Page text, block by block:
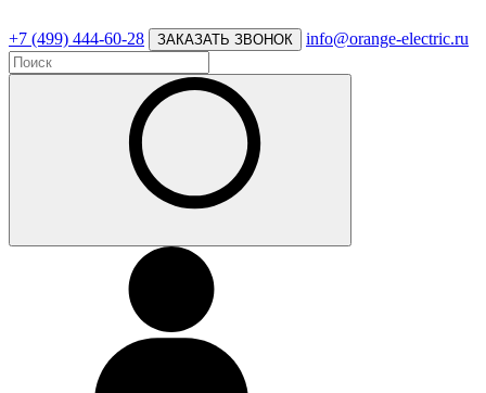
+7 (499) 444-60-28 ЗАКАЗАТЬ ЗВОНОК info@orange-electric.ru